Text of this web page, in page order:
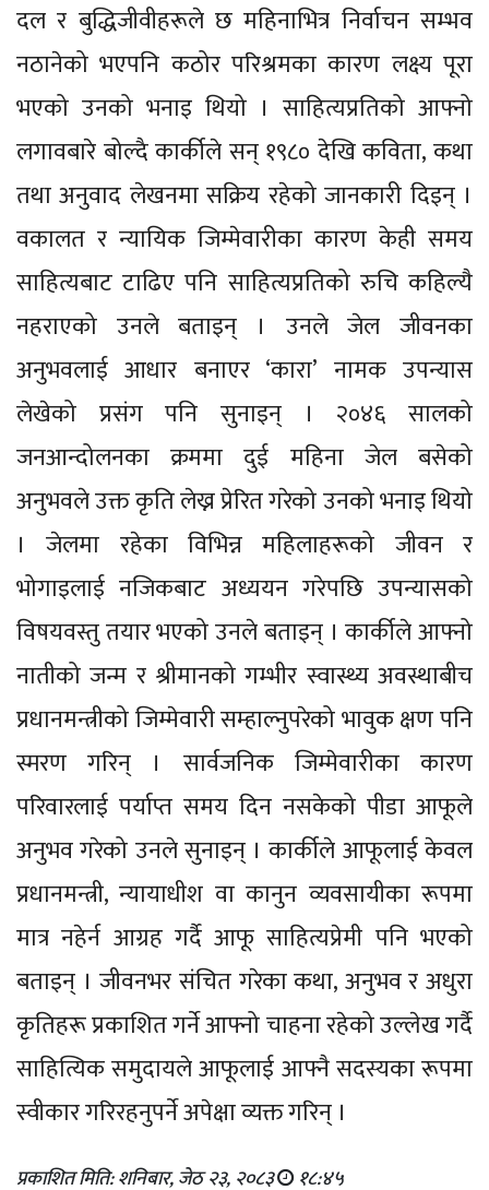
दल र बुद्धिजीवीहरूले छ महिनाभित्र निर्वाचन सम्भव
नठानेको भएपनि कठोर परिश्रमका कारण लक्ष्य पूरा
भएको उनको भनाइ थियो । साहित्यप्रतिको आफ्नो
लगावबारे बोल्दै कार्कीले सन् १९८० देखि कविता, कथा
तथा अनुवाद लेखनमा सक्रिय रहेको जानकारी दिइन् ।
वकालत र न्यायिक जिम्मेवारीका कारण केही समय
साहित्यबाट टाढिए पनि साहित्यप्रतिको रुचि कहिल्यै
नहराएको उनले बताइन् । उनले जेल जीवनका
अनुभवलाई आधार बनाएर ‘कारा’ नामक उपन्यास
लेखेको प्रसंग पनि सुनाइन् । २०४६ सालको
जनआन्दोलनका क्रममा दुई महिना जेल बसेको
अनुभवले उक्त कृति लेख्न प्रेरित गरेको उनको भनाइ थियो
। जेलमा रहेका विभिन्न महिलाहरूको जीवन र
भोगाइलाई नजिकबाट अध्ययन गरेपछि उपन्यासको
विषयवस्तु तयार भएको उनले बताइन् । कार्कीले आफ्नो
नातीको जन्म र श्रीमानको गम्भीर स्वास्थ्य अवस्थाबीच
प्रधानमन्त्रीको जिम्मेवारी सम्हाल्नुपरेको भावुक क्षण पनि
स्मरण गरिन् । सार्वजनिक जिम्मेवारीका कारण
परिवारलाई पर्याप्त समय दिन नसकेको पीडा आफूले
अनुभव गरेको उनले सुनाइन् । कार्कीले आफूलाई केवल
प्रधानमन्त्री, न्यायाधीश वा कानुन व्यवसायीका रूपमा
मात्र नहेर्न आग्रह गर्दै आफू साहित्यप्रेमी पनि भएको
बताइन् । जीवनभर संचित गरेका कथा, अनुभव र अधुरा
कृतिहरू प्रकाशित गर्ने आफ्नो चाहना रहेको उल्लेख गर्दै
साहित्यिक समुदायले आफूलाई आफ्नै सदस्यका रूपमा
स्वीकार गरिरहनुपर्ने अपेक्षा व्यक्त गरिन् ।
प्रकाशित मिति: शनिबार, जेठ २३, २०८३ १८:४५